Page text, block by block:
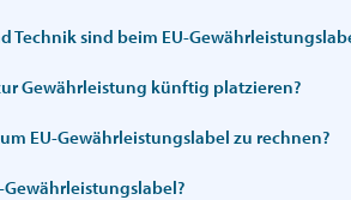
sind beim EU-
Gewährleistung künftig platzieren?
EU-Gewährleistungslabel zu rechnen?